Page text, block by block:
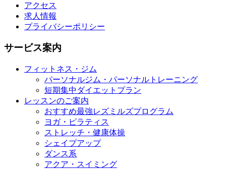
アクセス
求人情報
プライバシーポリシー
サービス案内
フィットネス・ジム
パーソナルジム・パーソナルトレーニング
短期集中ダイエットプラン
レッスンのご案内
おすすめ最強レズミルズプログラム
ヨガ・ピラティス
ストレッチ・健康体操
シェイプアップ
ダンス系
アクア・スイミング